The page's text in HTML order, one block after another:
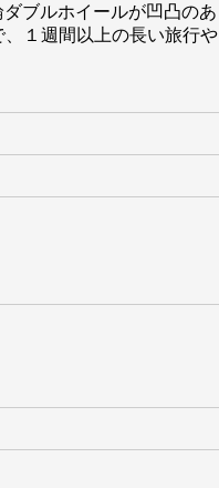
ブルホイールが凹凸のあ
１週間以上の長い旅行や